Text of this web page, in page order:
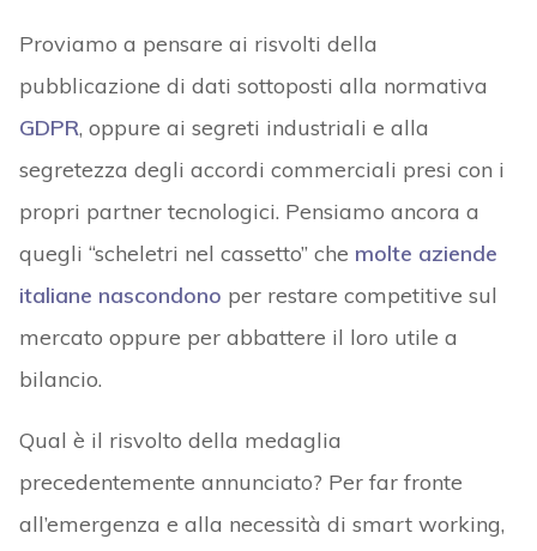
Proviamo a pensare ai risvolti della
pubblicazione di dati sottoposti alla normativa
GDPR, oppure ai segreti industriali e alla
segretezza degli accordi commerciali presi con i
propri partner tecnologici. Pensiamo ancora a
quegli “scheletri nel cassetto” che molte aziende
italiane nascondono per restare competitive sul
mercato oppure per abbattere il loro utile a
bilancio.
Qual è il risvolto della medaglia
precedentemente annunciato? Per far fronte
all’emergenza e alla necessità di smart working,